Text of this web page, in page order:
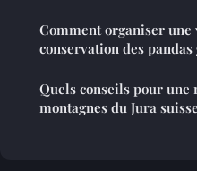
Comment organiser une
conservation des
Quels conseils pour une
montagnes du Jura